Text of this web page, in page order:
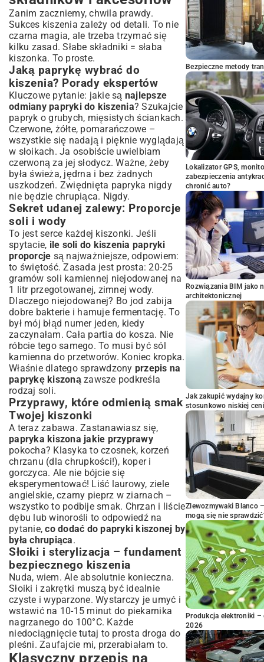
Zanim zaczniemy, chwila prawdy.
Sukces kiszenia zależy od detali. To nie
czarna magia, ale trzeba trzymać się
kilku zasad. Słabe składniki = słaba
kiszonka. To proste.
Jaką paprykę wybrać do
kiszenia? Porady ekspertów
Kluczowe pytanie: jakie są najlepsze
odmiany papryki do kiszenia? Szukajcie
papryk o grubych, mięsistych ściankach.
Czerwone, żółte, pomarańczowe –
wszystkie się nadają i pięknie wyglądają
w słoikach. Ja osobiście uwielbiam
czerwoną za jej słodycz. Ważne, żeby
była świeża, jędrna i bez żadnych
uszkodzeń. Zwiędnięta papryka nigdy
nie będzie chrupiąca. Nigdy.
Sekret udanej zalewy: Proporcje
soli i wody
To jest serce każdej kiszonki. Jeśli
spytacie, ile soli do kiszenia papryki
proporcje są najważniejsze, odpowiem:
to świętość. Zasada jest prosta: 20-25
gramów soli kamiennej niejodowanej na
1 litr przegotowanej, zimnej wody.
Dlaczego niejodowanej? Bo jod zabija
dobre bakterie i hamuje fermentację. To
był mój błąd numer jeden, kiedy
zaczynałam. Cała partia do kosza. Nie
róbcie tego samego. To musi być sól
kamienna do przetworów. Koniec kropka.
Właśnie dlatego sprawdzony przepis na
paprykę kiszonązawsze podkreśla
rodzaj soli.
Przyprawy, które odmienią smak
Twojej kiszonki
A teraz zabawa. Zastanawiasz się,
papryka kiszona jakie przyprawy
pokocha? Klasyka to czosnek, korzeń
chrzanu (dla chrupkości!), koper i
gorczyca. Ale nie bójcie się
eksperymentować! Liść laurowy, ziele
angielskie, czarny pieprz w ziarnach –
wszystko to podbije smak. Chrzan i liście
dębu lub winorośli to odpowiedź na
pytanie,co dodać do papryki kiszonej by
była chrupiąca.
Słoiki i sterylizacja – fundament
bezpiecznego kiszenia
Nuda, wiem. Ale absolutnie konieczna.
Słoiki i zakrętki muszą być idealnie
czyste i wyparzone. Wystarczy je umyć i
wstawić na 10-15 minut do piekarnika
nagrzanego do 100°C. Każde
niedociągnięcie tutaj to prosta droga do
pleśni. Zaufajcie mi, przerabiałam to.
Klasyczny przepis na
Bezpieczne metody
Lokalizator GPS,
zabezpieczenia
chronić auto?
Rozwiązania BIM jako
architektonicznej
Jak zakupić wydajny
stosunkowo niskiej
Zlewozmywaki Blanco
mogą się nie
Produkcja elektroniki –
2026